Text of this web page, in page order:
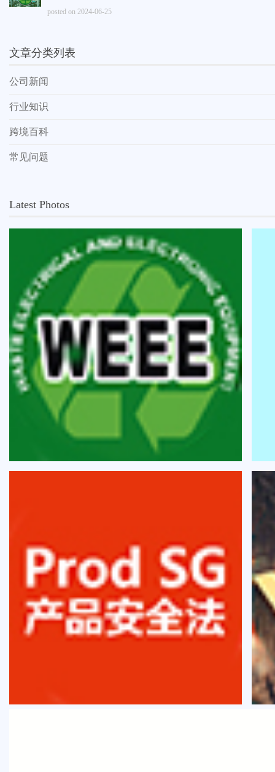
posted on 2024-06-25
文章分类列表
公司新闻
行业知识
跨境百科
常见问题
Latest Photos